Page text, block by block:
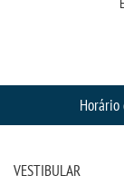
VESTIBULAR